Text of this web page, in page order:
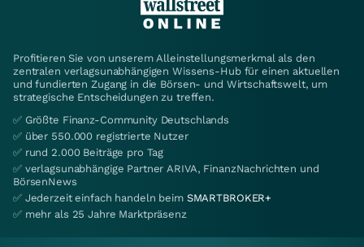
Profitieren Sie von unserem Alleinstellungsmerkmal als den
zentralen verlagsunabhängigen Wissens-Hub für einen aktuellen
und fundierten Zugang in die Börsen- und Wirtschaftswelt, um
strategische Entscheidungen zu treffen.
✅ Größte Finanz-Community Deutschlands
✅ über 550.000 registrierte Nutzer
✅ rund 2.000 Beiträge pro Tag
✅ verlagsunabhängige Partner ARIVA, FinanzNachrichten und
BörsenNews
✅ Jederzeit einfach handeln beim SMARTBROKER+
✅ mehr als 25 Jahre Marktpräsenz